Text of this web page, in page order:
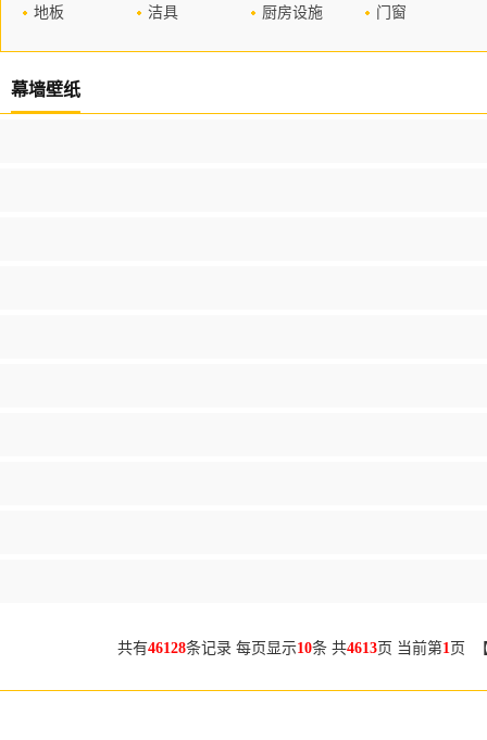
地板
洁具 厨房设施 门窗
幕墙壁纸
共有46128条记录 每页显示10条 共4613页 当前第1页